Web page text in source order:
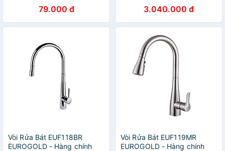
Bát Gắn Bồn Rửa Bát
79.000 đ 3.040.000 đ
Vòi Rửa Bát EUF118BR
EUROGOLD - Hàng chính
Vòi Rửa Bát EUF119MR
EUROGOLD - Hàng chính